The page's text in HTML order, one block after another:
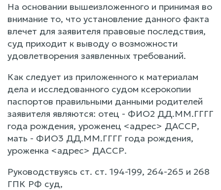
На основании вышеизложенного и принимая во
внимание то, что установление данного факта
влечет для заявителя правовые последствия,
суд приходит к выводу о возможности
удовлетворения заявленных требований.
Как следует из приложенного к материалам
дела и исследованного судом ксерокопии
паспортов правильными данными родителей
заявителя являются: отец - ФИО2 ДД.ММ.ГГГГ
года рождения, уроженец <адрес> ДАССР,
мать - ФИО3 ДД.ММ.ГГГГ года рождения,
уроженка <адрес> ДАССР.
Руководствуясь ст. ст. 194-199, 264-265 и 268
ГПК РФ суд,